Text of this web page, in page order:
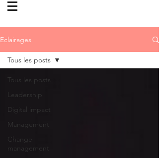
Eclairages
Tous les posts
Leadership
Digital impact
Management
Change
management
Tous les posts